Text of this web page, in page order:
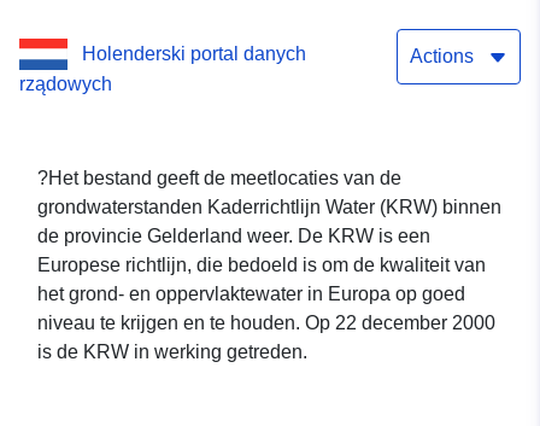
Holenderski portal danych
rządowych
Actions
?Het bestand geeft de meetlocaties van de
grondwaterstanden Kaderrichtlijn Water (KRW) binnen
de provincie Gelderland weer. De KRW is een
Europese richtlijn, die bedoeld is om de kwaliteit van
het grond- en oppervlaktewater in Europa op goed
niveau te krijgen en te houden. Op 22 december 2000
is de KRW in werking getreden.